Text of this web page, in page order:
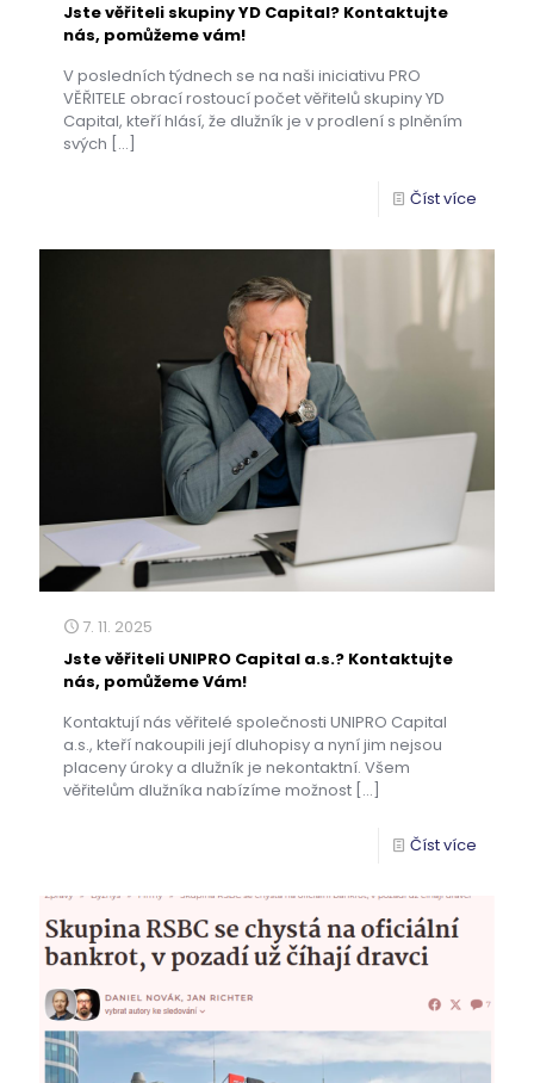
Jste věřiteli skupiny YD Capital? Kontaktujte
nás, pomůžeme vám!
V posledních týdnech se na naši iniciativu PRO
VĚŘITELE obrací rostoucí počet věřitelů skupiny YD
Capital, kteří hlásí, že dlužník je v prodlení s plněním
svých […]
Číst více
7. 11. 2025
Jste věřiteli UNIPRO Capital a.s.? Kontaktujte
nás, pomůžeme Vám!
Kontaktují nás věřitelé společnosti UNIPRO Capital
a.s., kteří nakoupili její dluhopisy a nyní jim nejsou
placeny úroky a dlužník je nekontaktní. Všem
věřitelům dlužníka nabízíme možnost […]
Číst více